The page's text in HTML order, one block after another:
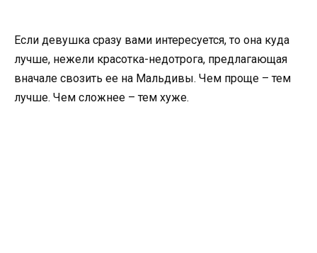
Если девушка сразу вами интересуется, то она куда
лучше, нежели красотка-недотрога, предлагающая
вначале свозить ее на Мальдивы. Чем проще – тем
лучше. Чем сложнее – тем хуже.